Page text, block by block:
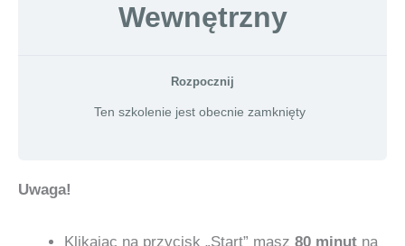
Wewnętrzny
Rozpocznij
Ten szkolenie jest obecnie zamknięty
Uwaga!
Klikając na przycisk „Start” masz 80 minut na